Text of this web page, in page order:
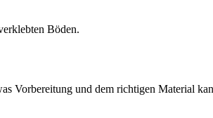
Böden.
Vorbereitung und dem richtigen Material